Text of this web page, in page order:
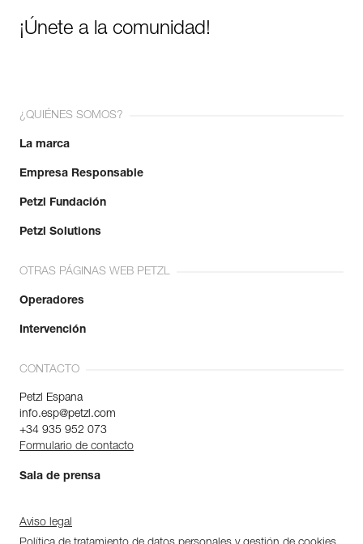
¡Únete a la comunidad!
¿QUIÉNES SOMOS?
La marca
Empresa Responsable
Petzl Fundación
Petzl Solutions
OTRAS PÁGINAS WEB PETZL
Operadores
Intervención
CONTACTO
Petzl Espana
info.esp@petzl.com
+34 935 952 073
Formulario de contacto
Sala de prensa
Aviso legal